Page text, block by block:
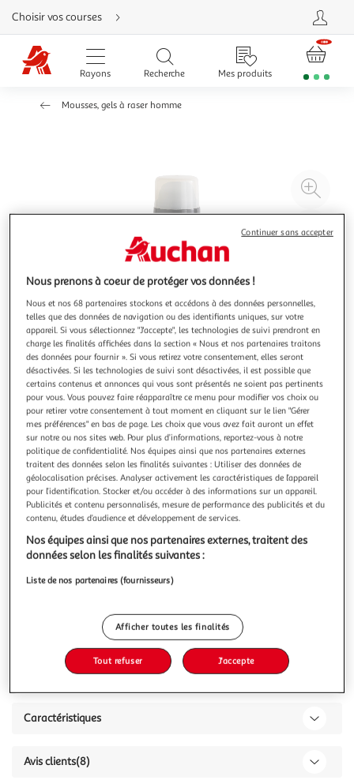
Aller
directement
au
contenu
Aller
directement
Aller
d'aide
Choisir vos courses
Rayons Recherche Mes produits
Mousses, gels à raser homme
à
Illustration
précédente
Illustration
suivante
4.4 (8)
COSMIA MEN
Mousse à raser sensitive pour peaux sensibles
"Offrez vous un rasage tout confort ! Spécialement conçue
pour les hommes à la peau sensible, cette mousse à raser
Sensitive Cosmia facilite la glisse du rasoir et assouplit la
barbe. Sa formule hydratante protège la peau des
irritations et des micro-coupures. Fabriqué en France
CONSEILS D'UTILISATI
En savoir +
200ml
Vous voulez connaître le prix de ce produit ?
Description
Caractéristiques
Avis clients(8)
Nous prenons à coeur de protéger vos données !
Nous et nos 68 partenaires stockons et accédons à des données personnelles,
telles que des données de navigation ou des identifiants uniques, sur votre
appareil. Si vous sélectionnez "J'accepte", les technologies de suivi prendront en
charge les finalités affichées dans la section « Nous et nos partenaires traitons
des données pour fournir ». Si vous retirez votre consentement, elles seront
désactivées. Si les technologies de suivi sont désactivées, il est possible que
certains contenus et annonces qui vous sont présentés ne soient pas pertinents
pour vous. Vous pouvez faire réapparaître ce menu pour modifier vos choix ou
pour retirer votre consentement à tout moment en cliquant sur le lien "Gérer
mes préférences" en bas de page. Les choix que vous avez fait auront un effet
sur notre ou nos sites web. Pour plus d’informations, reportez-vous à notre
politique de confidentialité. Nos équipes ainsi que nos partenaires externes
traitent des données selon les finalités suivantes : Utiliser des données de
géolocalisation précises. Analyser activement les caractéristiques de l’appareil
pour l’identification. Stocker et/ou accéder à des informations sur un appareil.
Publicités et contenu personnalisés, mesure de performance des publicités et du
contenu, études d’audience et développement de services.
Nos équipes ainsi que nos partenaires externes, traitent des
données selon les finalités suivantes :
Liste de nos partenaires (fournisseurs)
Afficher toutes les finalités
Tout refuser J'accepte
Continuer sans accepter